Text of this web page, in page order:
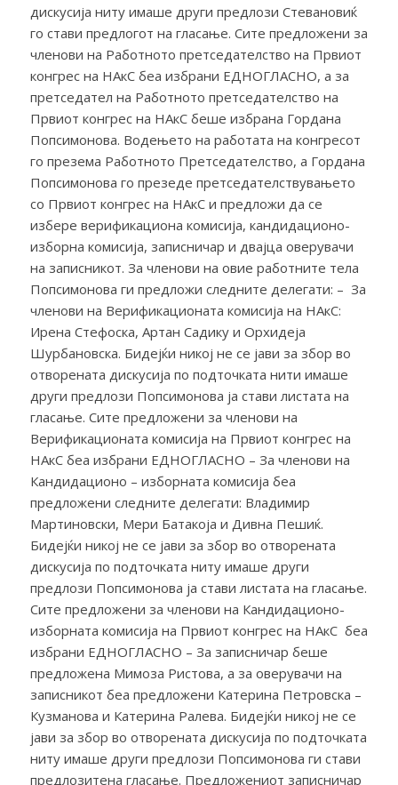
дискусија ниту имаше други предлози Стевановиќ
го стави предлогот на гласање. Сите предложени за
членови на Работното претседателство на Првиот
конгрес на НАкС беа избрани ЕДНОГЛАСНО, а за
претседател на Работното претседателство на
Првиот конгрес на НАкС беше избрана Гордана
Попсимонова. Водењето на работата на конгресот
го презема Работното Претседателство, а Гордана
Попсимонова го презеде претседателствувањето
со Првиот конгрес на НАкС и предложи да се
избере верификациона комисија, кандидационо-
изборна комисија, записничар и двајца оверувачи
на записникот. За членови на овие работните тела
Попсимонова ги предложи следните делегати: – За
членови на Верификационата комисија на НАкС:
Ирена Стефоска, Артан Садику и Орхидеја
Шурбановска. Бидејќи никој не се јави за збор во
отворената дискусија по подточката нити имаше
други предлози Попсимонова ја стави листата на
гласање. Сите предложени за членови на
Верификационата комисија на Првиот конгрес на
НАкС беа избрани ЕДНОГЛАСНО – За членови на
Кандидационо – изборната комисија беа
предложени следните делегати: Владимир
Мартиновски, Мери Батакоја и Дивна Пешиќ.
Бидејќи никој не се јави за збор во отворената
дискусија по подточката ниту имаше други
предлози Попсимонова ја стави листата на гласање.
Сите предложени за членови на Кандидационо-
изборната комисија на Првиот конгрес на НАкС беа
избрани ЕДНОГЛАСНО – За записничар беше
предложена Мимоза Ристова, а за оверувачи на
записникот беа предложени Катерина Петровска –
Кузманова и Катерина Ралева. Бидејќи никој не се
јави за збор во отворената дискусија по подточката
ниту имаше други предлози Попсимонова ги стави
предлозитена гласање. Предложениот записничар